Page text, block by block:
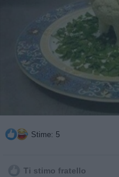
Stime: 5
Ti stimo fratello